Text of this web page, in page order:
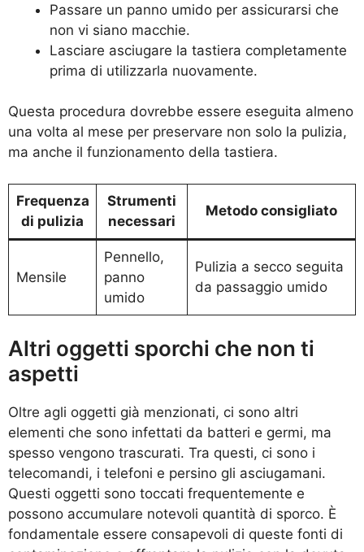
Passare un panno umido per assicurarsi che
non vi siano macchie.
Lasciare asciugare la tastiera completamente
prima di utilizzarla nuovamente.
Questa procedura dovrebbe essere eseguita almeno
una volta al mese per preservare non solo la pulizia,
ma anche il funzionamento della tastiera.
Frequenza
di pulizia
Strumenti
necessari
Metodo consigliato
Mensile
Pennello,
panno
umido
Pulizia a secco seguita
da passaggio umido
Altri oggetti sporchi che non ti
aspetti
Oltre agli oggetti già menzionati, ci sono altri
elementi che sono infettati da batteri e germi, ma
spesso vengono trascurati. Tra questi, ci sono i
telecomandi, i telefoni e persino gli asciugamani.
Questi oggetti sono toccati frequentemente e
possono accumulare notevoli quantità di sporco. È
fondamentale essere consapevoli di queste fonti di